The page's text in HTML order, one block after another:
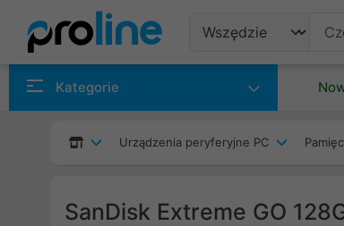
Kategorie
Urządzenia peryferyjne PC
SanDisk Extreme GO